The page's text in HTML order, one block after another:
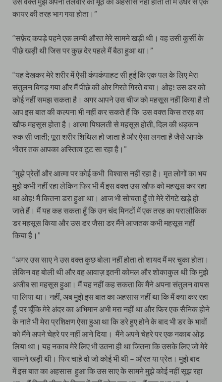
कायर की तरह भाग गया होता।”
“सफ़ेद कपड़े पहने एक लम्बी औरत मेरे सामने खड़ी थी। वह उसी कुर्सी के
पीछे खड़ी थी जिस पर कुछ देर पहले मैं बैठा हुआ था।”
“यह देखकर मेरे शरीर में ऐसी कंपकंपाहट सी हुई कि एक पल के लिए मेरा
संतुलन बिगड़ गया और मैं पीछे की ओर गिरते गिरते बचा। ओह! उस डर को
कोई नहीं समझ सकता है। अगर आपने उस चीज को महसूस नहीं किया है तो
आप इस बात की कल्पना भी नहीं कर सकते हैं कि उस वक्त किस तरह का
खौफ महसूस होता है। आत्मा पिघलती से महसूस होती, दिल की धड़कन
रुक सी जाती; पूरा शरीर शिथिल हो जाता है और ऐसा लगता है जैसे आपके
भीतर तक आपका अस्तित्व टूट सा रहा है।”
“मुझे प्रेतों और आत्मा पर कोई कभी विश्वास नहीं रहा है। मृत लोगों का भय
मुझे कभी नहीं रहा लेकिन फिर भी मैं इस वक्त उस खौफ को महसूस कर रहा
था ओह! मैं कितना डरा हुआ था। आज भी सोचता हूँ तो मेरे रोंगटे खड़े हो
जाते हैं। मैं यह कह सकता हूँ कि उन चंद मिनटों में एक तरह का परालौकिक
डर महसूस किया और उस डर जैसा डर मैंने आजतक कभी महसूस नहीं
किया है।”
“अगर उस साए ने उस वक्त कुछ बोला नहीं होता तो शायद मैं मर चुका होता।
लेकिन वह बोली थी और वह आवाज़ इतनी कोमल और शोकाकुल थी कि मुझे
अजीब सा महसूस हुआ। मैं यह नहीं कह सकता कि मैंने अपना संतुलन वापस
पा लिया था। नहीं, अब मुझे इस बात का अहसास नहीं था कि मैं क्या कर रहा
हूँ पर चूँकि मेरे अंदर का अभिमान अभी मरा नहीं था और फिर एक सैनिक होने
के नाते भी मेरा प्रशिक्षण ऐसा हुआ था कि डरे हुए होने के बाद भी डर के भावों
को मैंने अपने चेहरे पर नहीं आने दिया। मैंने अपने चेहरे पर एक नकाब ओड़
लिया था। यह नकाब मेरे लिए भी उतना ही था जितना कि उसके लिए जो मेरे
सामने खड़ी थी। फिर चाहे वो जो कोई भी थी – औरत या प्रेत। मुझे बाद
में इस बात का अहसास हुआ कि उस साए के सामने मुझे कोई नहीं सूझ रहा